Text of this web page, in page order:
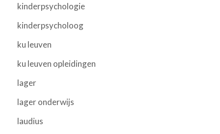
kinderpsychologie
kinderpsycholoog
ku leuven
ku leuven opleidingen
lager
lager onderwijs
laudius